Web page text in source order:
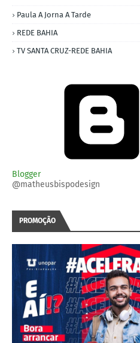
Paula A Jorna A Tarde
REDE BAHIA
TV SANTA CRUZ-REDE BAHIA
Blogger
@matheusbispodesign
PROMOÇÃO